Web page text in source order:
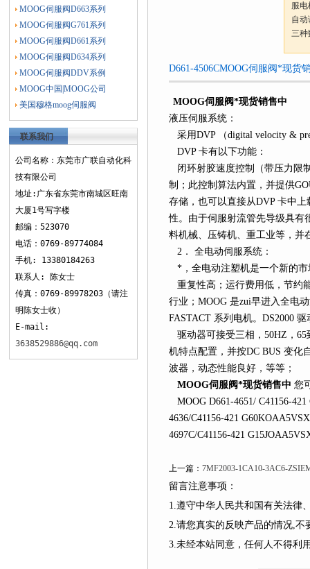
MOOG伺服阀D663系列
MOOG伺服阀G761系列
MOOG伺服阀D661系列
MOOG伺服阀D634系列
MOOG伺服阀DDV系例
MOOG中国|MOOG公司
美国穆格moog伺服阀
联系我们
公司名称：东莞市广联自动化科
技有限公司
地址:广东省东莞市南城区旺南
大厦1号写字楼
邮编：523070
电话：0769-89774084
手机: 13380184263
联系人: 陈女士
传真：0769-89978203（请注
明陈女士收）
E-mail:
3638529886@qq.com
服
自
三种
D661-4506CMOOG伺服阀*现货
MOOG伺服阀*现货销售中
液压伺服系统：
采用DVP （digital velocity &
DVP 卡有以下功能：
闭环射胶速度控制（带压力限
制；此控制算法内置，并提供
存储，也可以直接从DVP 卡中
性。由于伺服射流管先导级具有
料机械、压铸机、重工业等，并
2． 全电动伺服系统：
*，全电动注塑机是一个新的
重复性高；运行费用低，节约
行业；MOOG 是zui早进入全电
FASTACT 系列电机。DS2000
驱动器可接受三相，50HZ，
机特点配置，并按DC BUS 变化
波器，动态性能良好，等等；
MOOG伺服阀*现货销售中 您
MOOG D661-4651/ C41156-
4636/C41156-421
4697C/C41156-421
上一篇： 7MF2003-1CA10-3AC6-
留言注意事项：
1.遵守中华人民共和国有关法律
2.请您真实的反映产品的情况,
3.未经本站同意，任何人不得利